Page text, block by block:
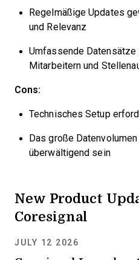
Regelmäßige Updates
und Relevanz
Umfassende Datensätze
Mitarbeitern und
Cons:
Technisches Setup
Das große
überwältigend sein
New Product
Coresignal
JULY 12 2026